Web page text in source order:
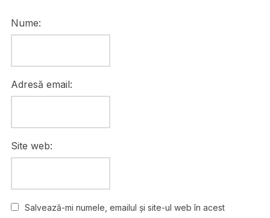
Nume:
Adresă email:
Site web:
Salvează-mi numele, emailul și site-ul web în acest